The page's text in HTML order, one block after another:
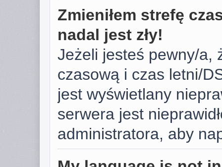
Zmieniłem strefę
nadal jest zły!
Jeżeli jesteś pewny/a,
czasową i czas letni/
jest wyświetlany
serwera jest
administratora, aby